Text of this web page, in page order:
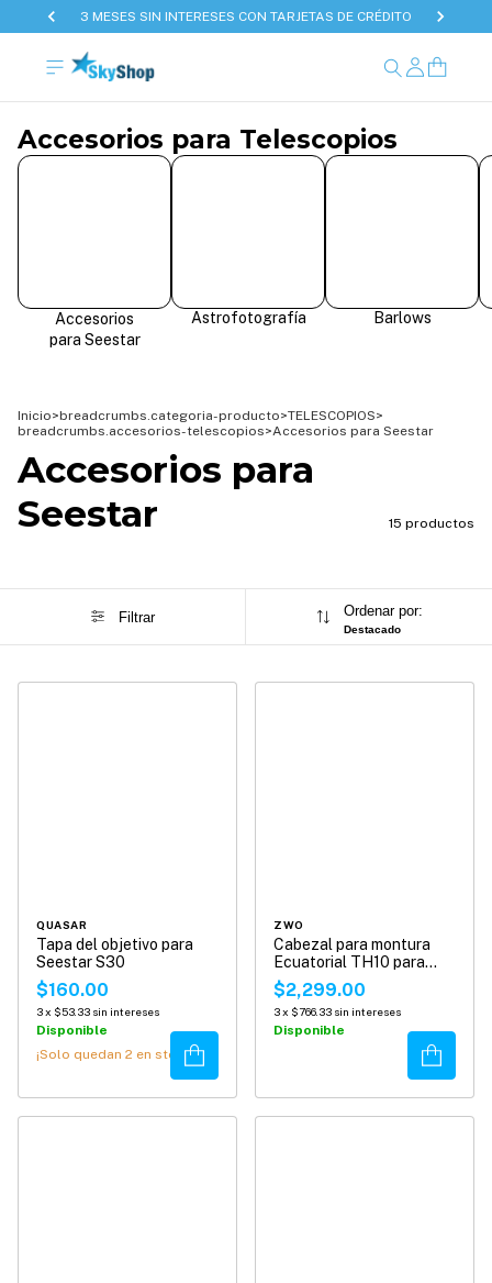
3 MESES SIN INTERESES CON TARJETAS DE CRÉDITO
Accesorios para Telescopios
Accesorios
para Seestar
Astrofotografía Barlows
Inicio>breadcrumbs.categoria-producto>TELESCOPIOS>
breadcrumbs.accesorios-telescopios>Accesorios para Seestar
Accesorios para
Seestar
15 productos
Filtrar Ordenar por:
Destacado
QUASAR
Tapa del objetivo para
Seestar S30
$160.00
3x $53.33 sin intereses
Disponible
¡Solo quedan 2 en stock!Comprar
ZWO
Cabezal para montura
Ecuatorial TH10 para
Seestar S50/S30
$2,299.00
3x $766.33 sin intereses
Disponible
Comprar